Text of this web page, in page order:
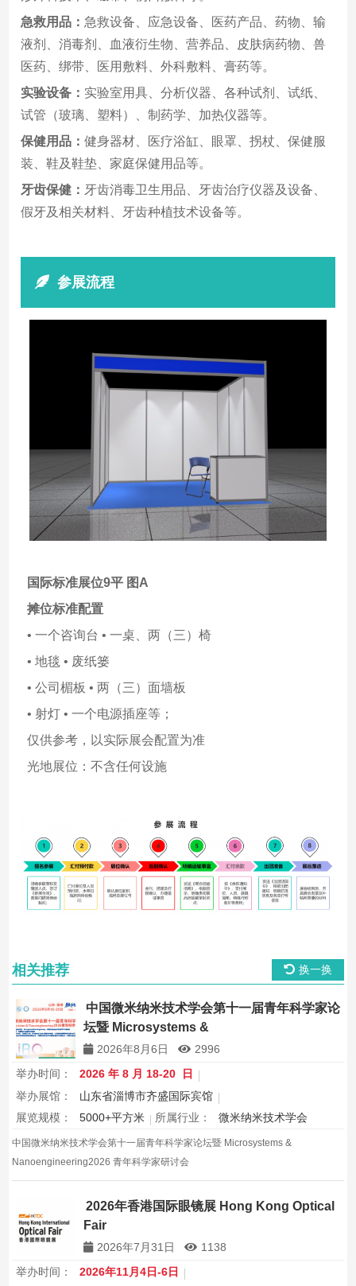
急救用品： 急救设备、应急设备、医药产品、药物、输
液剂、消毒剂、血液衍生物、营养品、皮肤病药物、兽
医药、绑带、医用敷料、外科敷料、膏药等。
实验设备： 实验室用具、分析仪器、各种试剂、试纸、
试管（玻璃、塑料）、制药学、加热仪器等。
保健用品：健身器材、医疗浴缸、眼罩、拐杖、保健服
装、鞋及鞋垫、家庭保健用品等。
牙齿保健： 牙齿消毒卫生用品、牙齿治疗仪器及设备、
假牙及相关材料、牙齿种植技术设备等。
参展流程
国际标准展位9平 图A
摊位标准配置
• 一个咨询台 • 一桌、两（三）椅
• 地毯 • 废纸篓
• 公司楣板 • 两（三）面墙板
• 射灯 • 一个电源插座等；
仅供参考，以实际展会配置为准
光地展位：不含任何设施
相关推荐 换一换
中国微米纳米技术学会第十一届青年科学家论
坛暨 Microsystems &
Nanoengineering2026 青年科学家研讨会
2026年8月6日
2996
举办时间：
2026 年 8 月 18-20 日
举办展馆：
山东省淄博市齐盛国际宾馆
展览规模：
5000+平方米 所属行业： 微米纳米技术学会
中国微米纳米技术学会第十一届青年科学家论坛暨 Microsystems &
Nanoengineering2026 青年科学家研讨会
2026年香港国际眼镜展 Hong Kong Optical
Fair
2026年7月31日
1138
举办时间：
2026年11月4日-6日